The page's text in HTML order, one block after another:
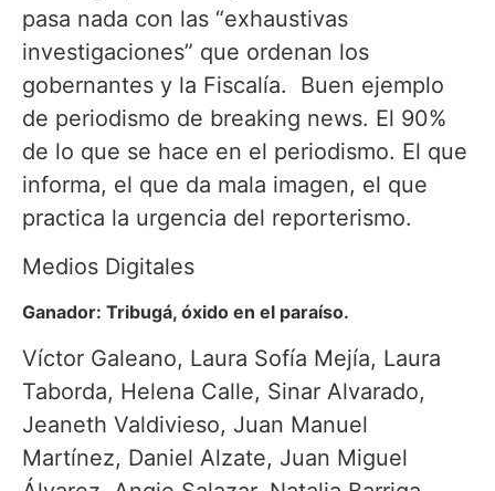
pasa nada con las “exhaustivas
investigaciones” que ordenan los
gobernantes y la Fiscalía. Buen ejemplo
de periodismo de breaking news. El 90%
de lo que se hace en el periodismo. El que
informa, el que da mala imagen, el que
practica la urgencia del reporterismo.
Medios Digitales
Ganador: Tribugá, óxido en el paraíso.
Víctor Galeano, Laura Sofía Mejía, Laura
Taborda, Helena Calle, Sinar Alvarado,
Jeaneth Valdivieso, Juan Manuel
Martínez, Daniel Alzate, Juan Miguel